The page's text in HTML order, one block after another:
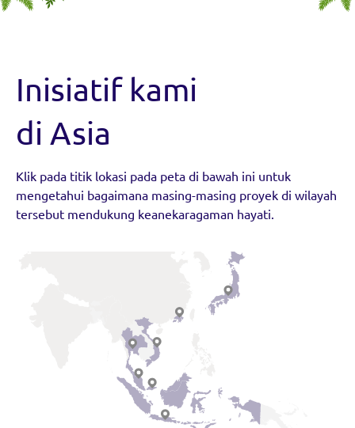
Inisiatif kami
di Asia
Klik pada titik lokasi pada peta di bawah ini untuk
mengetahui bagaimana masing-masing proyek di wilayah
tersebut mendukung keanekaragaman hayati.